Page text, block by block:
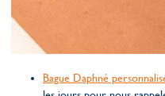
Bague Daphné